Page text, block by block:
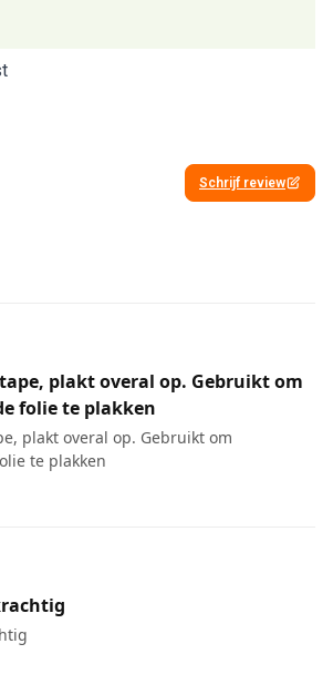
Schrijf review
plakt overal op. Gebruikt om
folie te plakken
plakt overal op. Gebruikt om
te plakken